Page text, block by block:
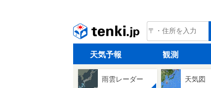
tenki.jp
天気予報 観測
雨雲レーダー 天気図